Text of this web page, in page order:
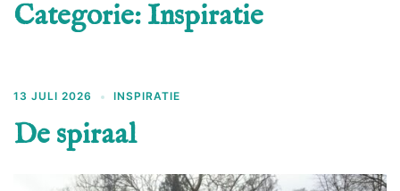
Categorie:Inspiratie
13 JULI 2026 INSPIRATIE
De spiraal